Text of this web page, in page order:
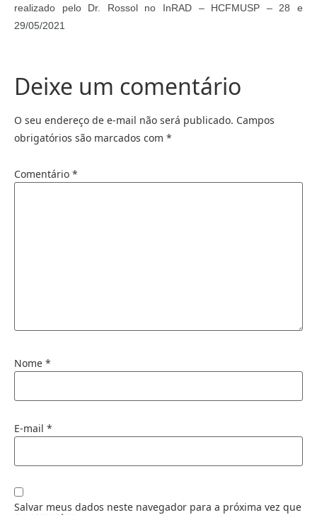
realizado pelo Dr. Rossol no InRAD – HCFMUSP – 28 e
29/05/2021
Deixe um comentário
O seu endereço de e-mail não será publicado. Campos
obrigatórios são marcados com *
Comentário *
Nome *
E-mail *
Salvar meus dados neste navegador para a próxima vez que